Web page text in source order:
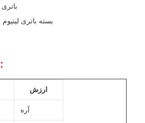
بسته باتری
پارامترهای فنی:
ارزش
آره